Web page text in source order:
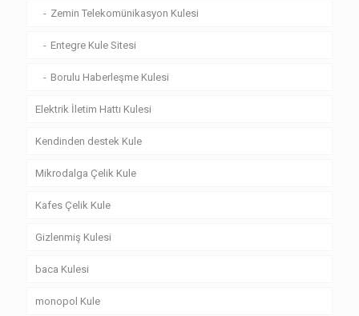
Zemin Telekomünikasyon Kulesi
Entegre Kule Sitesi
Borulu Haberleşme Kulesi
Elektrik İletim Hattı Kulesi
Kendinden destek Kule
Mikrodalga Çelik Kule
Kafes Çelik Kule
Gizlenmiş Kulesi
baca Kulesi
monopol Kule